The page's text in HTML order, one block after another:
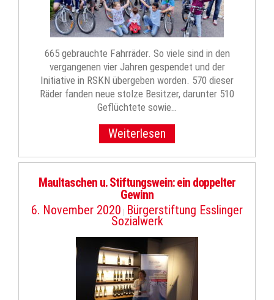
665 gebrauchte Fahrräder. So viele sind in den
vergangenen vier Jahren gespendet und der
Initiative in RSKN übergeben worden. 570 dieser
Räder fanden neue stolze Besitzer, darunter 510
Geflüchtete sowie…
Weiterlesen
Maultaschen u. Stiftungswein: ein doppelter
Gewinn
6. November 2020 | Bürgerstiftung Esslinger
Sozialwerk